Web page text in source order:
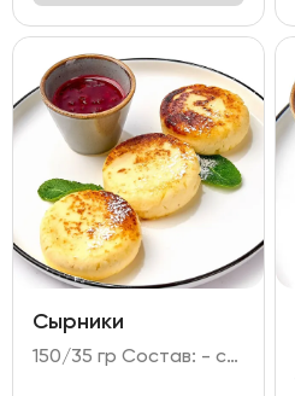
Сырники
150/35 гр Состав: - сырники - 3 шт (творог; манная крупа; сахар; яйцо куриное; мука пшеничная; масло растительное); - брусничное варенье; - мята; сахарная мудра; голубика.